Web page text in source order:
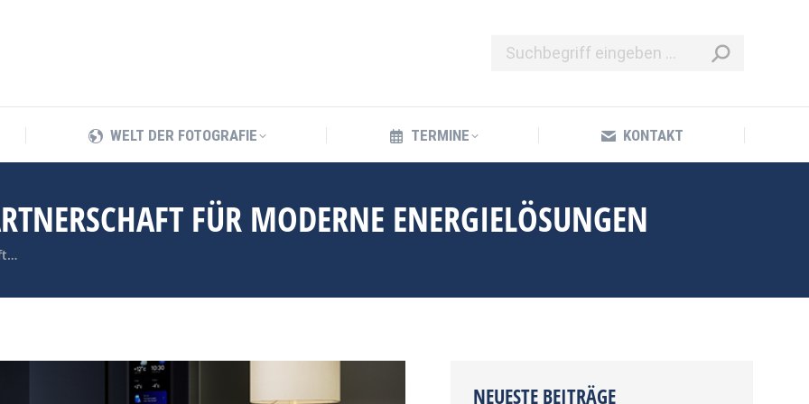
WELT DER FOTOGRAFIE TERMINE KONTAKT
FÜR MODERNE ENERGIELÖSUNGEN
NEUESTE BEITRÄGE